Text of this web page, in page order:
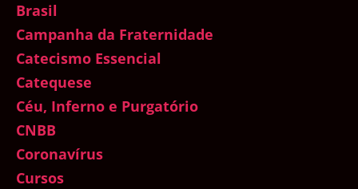
Brasil
Campanha da Fraternidade
Catecismo Essencial
Catequese
Céu, Inferno e Purgatório
CNBB
Coronavírus
Cursos